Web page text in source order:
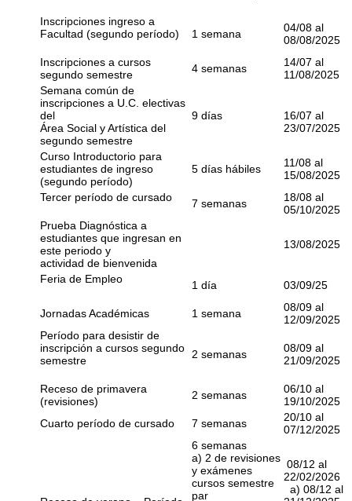
Inscripciones ingreso a
Facultad (segundo período)
1 semana
04/08 al
08/08/2025
Inscripciones a cursos
segundo semestre
4 semanas
14/07 al
11/08/2025
Semana común de
inscripciones a U.C. electivas
del
Área Social y Artística del
segundo semestre
9 días
16/07 al
23/07/2025
Curso Introductorio para
estudiantes de ingreso
(segundo período)
5 días hábiles
11/08 al
15/08/2025
Tercer período de cursado
7 semanas
18/08 al
05/10/2025
Prueba Diagnóstica a
estudiantes que ingresan en
este periodo y
actividad de bienvenida
13/08/2025
Feria de Empleo 1 día 03/09/25
Jornadas Académicas 1 semana
08/09 al
12/09/2025
Período para desistir de
inscripción a cursos segundo
semestre
2 semanas
08/09 al
21/09/2025
Receso de primavera
(revisiones)
2 semanas
06/10 al
19/10/2025
Cuarto período de cursado
7 semanas
20/10 al
07/12/2025
6 semanas
a) 2 de revisiones
y exámenes
cursos semestre
par
08/12 al
22/02/2026
a) 08/12 al